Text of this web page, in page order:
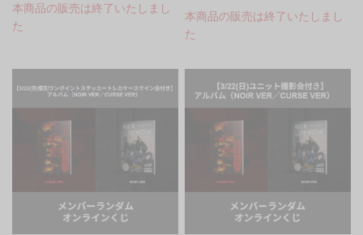
本商品の販売は終了いたしまし
た
本商品の販売は終了いたしまし
た